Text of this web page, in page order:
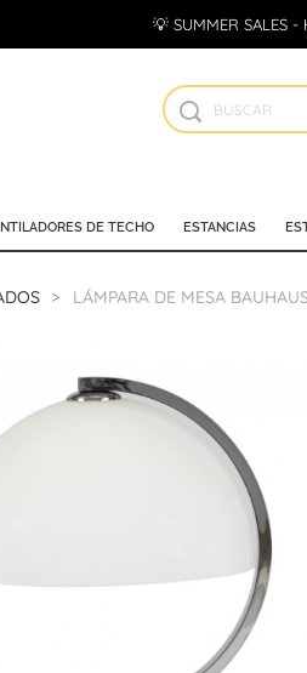
💡 SUMMER SALES -
DE TECHO ESTANCIAS
LÁMPARA DE MESA